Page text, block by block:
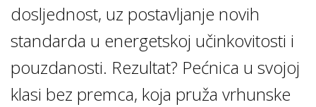
dosljednost, uz postavljanje novih
standarda u energetskoj učinkovitosti i
pouzdanosti. Rezultat? Pećnica u svojoj
klasi bez premca, koja pruža vrhunske